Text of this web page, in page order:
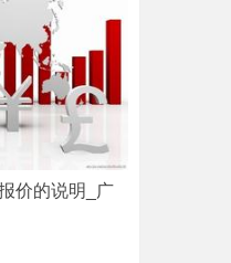
价的说明_广